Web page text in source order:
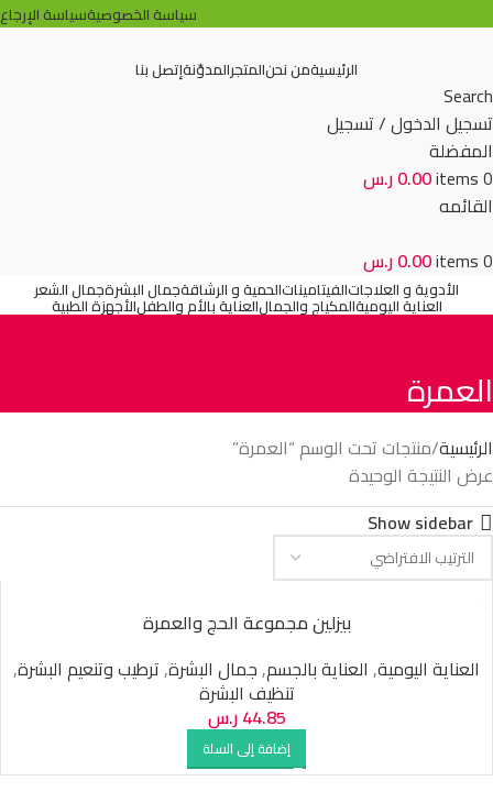
سياسة الخصوصيةسياسة الإرجاع
الرئيسيةمن نحنالمتجرالمدوّنةإتصل بنا
Search
تسجيل الدخول / تسجيل
المفضلة
0
items
0.00ر.س
القائمه
0
items
0.00ر.س
الأدوية و العلاجاتالفيتاميناتالحمية و الرشاقةجمال البشرةجمال الشعر
العناية اليوميةالمكياج والجمالالعناية بالأم والطفلالأجهزة الطبية
العمرة
الرئيسية منتجات تحت الوسم “العمرة”
عرض النتيجة الوحيدة
Show sidebar
بيزلين مجموعة الحج والعمرة
العناية اليومية, العناية بالجسم,جمال البشرة,ترطيب وتنعيم البشرة,
تنظيف البشرة
44.85ر.س
إضافة إلى السلة